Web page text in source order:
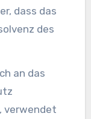
dass das
des
an das
verwendet